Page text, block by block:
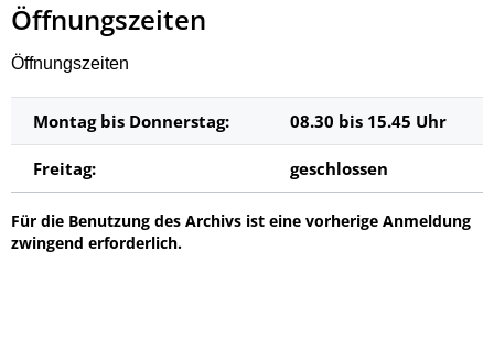
Öffnungszeiten
Öffnungszeiten
Montag bis Donnerstag: 08.30 bis 15.45 Uhr
Freitag: geschlossen
Für die Benutzung des Archivs ist eine vorherige Anmeldung
zwingend erforderlich.